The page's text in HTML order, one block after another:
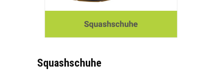
Squashschuhe